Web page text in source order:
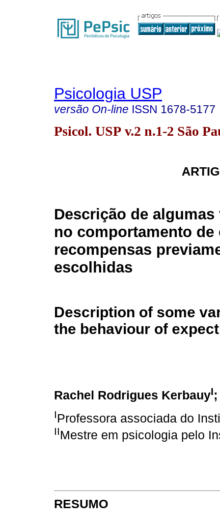
Psicologia USP
versão On-line ISSN 1678-5177
Psicol. USP v.2 n.1-2 São
Descrição de
no comportamento de
recompensas
escolhidas
Description of some
the behaviour of
Rachel Rodrigues KerbauyI
IProfessora associada do
IIMestre em psicologia pelo
RESUMO